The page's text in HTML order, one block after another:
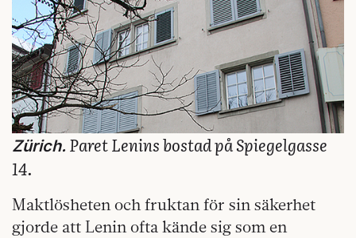
Zürich. Paret Lenins bostad på Spiegelgasse
14.
Maktlösheten och fruktan för sin säkerhet
gjorde att Lenin ofta kände sig som en